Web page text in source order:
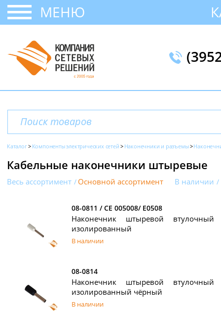
МЕНЮ
Каталог Компоненты электрических сетей Наконечники и разъемы
Кабельные наконечники штыревые
Весь ассортимент Основной ассортимент В наличии
08-0811 / СЕ 005008/ E0508
Наконечник штыревой
изолированный
В наличии
08-0814
Наконечник штыревой
изолированный чёрный
В наличии